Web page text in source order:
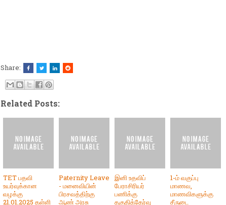
Share:
Related Posts:
TET பதவி
உயர்வுக்கான
வழக்கு
21.01.2025 தள்ளி
Paternity Leave
- மனைவியின்
பிரசவத்திற்கு
ஆண் அரசு
இனி உதவிப்
பேராசிரியர்
பணிக்கு
தகுதித்தேர்வு
1-ம் வகுப்பு
மாணவ,
மாணவிகளுக்கு
சீருடை